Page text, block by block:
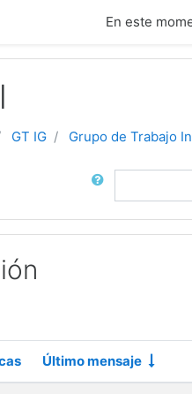
En este
GT IG
Grupo de Trabajo
Último mensaje